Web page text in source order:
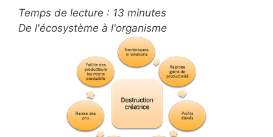
Temps de lecture : 13 minutes
De l'écosystème à l'organisme